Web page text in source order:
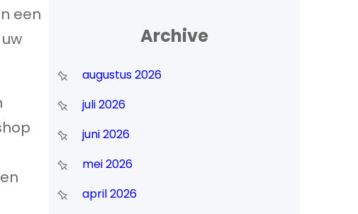
een
Archive
augustus 2026
juli 2026
juni 2026
mei 2026
april 2026